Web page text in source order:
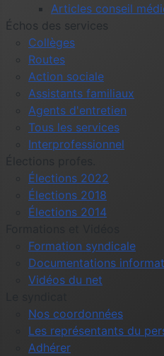
Articles conseil
Échos des services
Collèges
Routes
Action sociale
Assistants familiaux
Agents d'entretien
Tous les services
Interprofessionnel
Élections profes.
Élections 2022
Élections 2018
Élections 2014
Formation syndicale
Documentations
Vidéos du net
Nos coordonnées
Les représentants du
Adhérer